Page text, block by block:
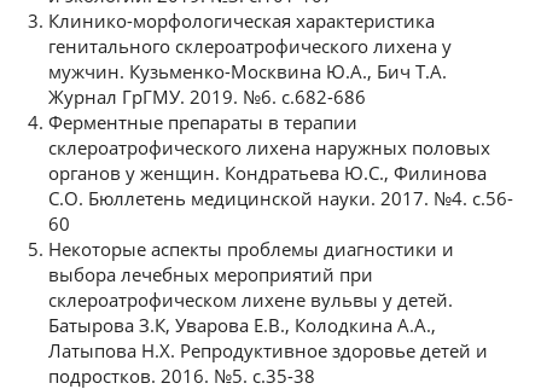
Клинико-морфологическая характеристика
генитального склероатрофического лихена у
мужчин. Кузьменко-Москвина Ю.А., Бич Т.А.
Журнал ГрГМУ. 2019. №6. с.682-686
Ферментные препараты в терапии
склероатрофического лихена наружных половых
органов у женщин. Кондратьева Ю.С., Филинова
С.О. Бюллетень медицинской науки. 2017. №4. с.56-
60
Некоторые аспекты проблемы диагностики и
выбора лечебных мероприятий при
склероатрофическом лихене вульвы у детей.
Батырова З.К, Уварова Е.В., Колодкина А.А.,
Латыпова Н.Х. Репродуктивное здоровье детей и
подростков. 2016. №5. с.35-38